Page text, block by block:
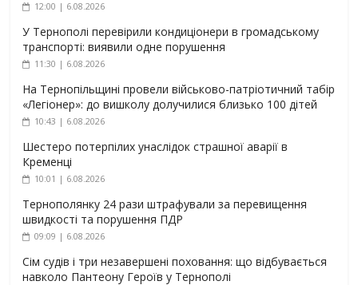
12:00 | 6.08.2026
У Тернополі перевірили кондиціонери в громадському
транспорті: виявили одне порушення
11:30 | 6.08.2026
На Тернопільщині провели військово-патріотичний табір
«Легіонер»: до вишколу долучилися близько 100 дітей
10:43 | 6.08.2026
Шестеро потерпілих унаслідок страшної аварії в
Кременці
10:01 | 6.08.2026
Тернополянку 24 рази штрафували за перевищення
швидкості та порушення ПДР
09:09 | 6.08.2026
Сім судів і три незавершені поховання: що відбувається
навколо Пантеону Героїв у Тернополі